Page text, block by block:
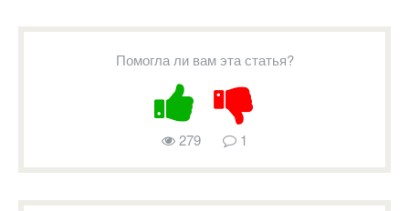
Помогла ли вам эта статья?
279 1